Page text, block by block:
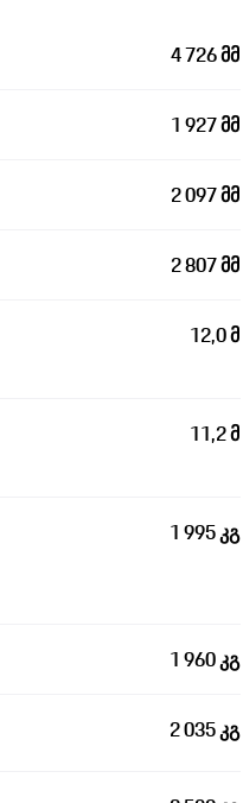
4 726 მმ
1 927 მმ
2 097 მმ
2 807 მმ
12,0 მ
11,2 მ
1 995 კგ
1 960 კგ
2 035 კგ